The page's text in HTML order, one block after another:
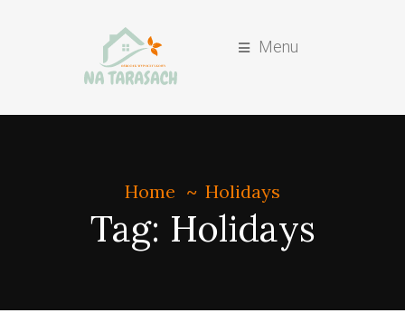
Menu
Tag: Holidays
Home Holidays